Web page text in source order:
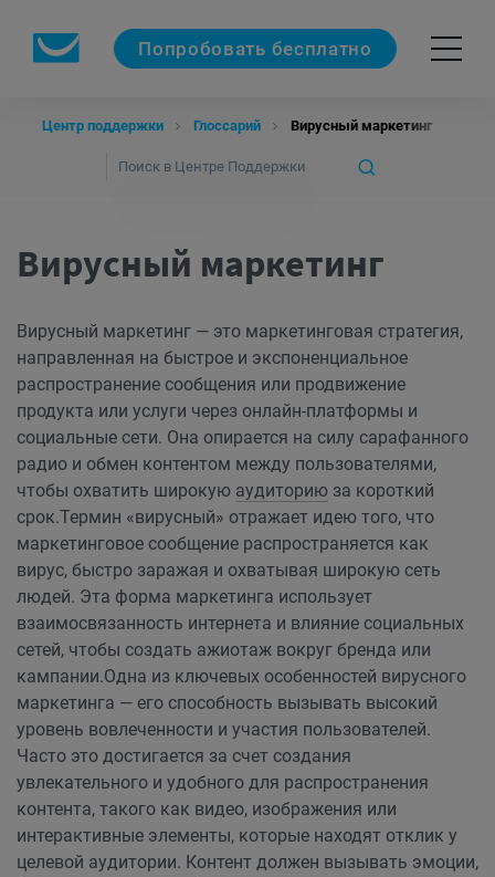
Попробовать бесплатно
Центр поддержки Глоссарий Вирусный маркетинг
Вирусный маркетинг
Вирусный маркетинг — это маркетинговая стратегия,
направленная на быстрое и экспоненциальное
распространение сообщения или продвижение
продукта или услуги через онлайн-платформы и
социальные сети. Она опирается на силу сарафанного
радио и обмен контентом между пользователями,
чтобы охватить широкую аудиторию за короткий
срок.Термин «вирусный» отражает идею того, что
маркетинговое сообщение распространяется как
вирус, быстро заражая и охватывая широкую сеть
людей. Эта форма маркетинга использует
взаимосвязанность интернета и влияние социальных
сетей, чтобы создать ажиотаж вокруг бренда или
кампании.Одна из ключевых особенностей вирусного
маркетинга — его способность вызывать высокий
уровень вовлеченности и участия пользователей.
Часто это достигается за счет создания
увлекательного и удобного для распространения
контента, такого как видео, изображения или
интерактивные элементы, которые находят отклик у
целевой аудитории. Контент должен вызывать эмоции,